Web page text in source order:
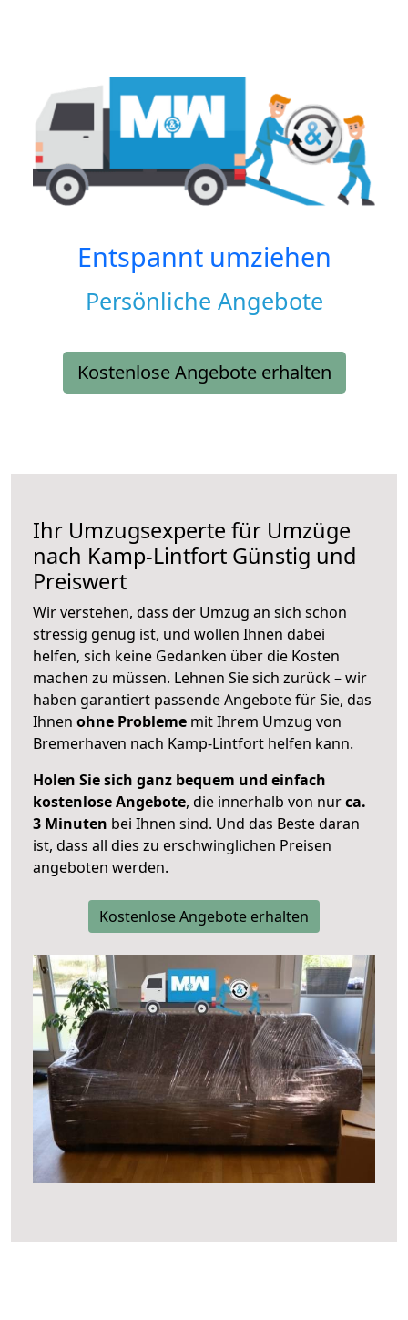
Entspannt umziehen
Persönliche Angebote
Kostenlose Angebote erhalten
Ihr Umzugsexperte für Umzüge
nach Kamp-Lintfort Günstig und
Preiswert
Wir verstehen, dass der Umzug an sich schon
stressig genug ist, und wollen Ihnen dabei
helfen, sich keine Gedanken über die Kosten
machen zu müssen. Lehnen Sie sich zurück – wir
haben garantiert passende Angebote für Sie, das
Ihnen ohne Probleme mit Ihrem Umzug von
Bremerhaven nach Kamp-Lintfort helfen kann.
Holen Sie sich ganz bequem und einfach
kostenlose Angebote, die innerhalb von nurca.
3 Minuten bei Ihnen sind. Und das Beste daran
ist, dass all dies zu erschwinglichen Preisen
angeboten werden.
Kostenlose Angebote erhalten